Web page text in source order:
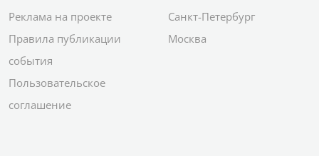
Реклама на проекте
Правила публикации
события
Пользовательское
соглашение
Санкт-Петербург
Москва